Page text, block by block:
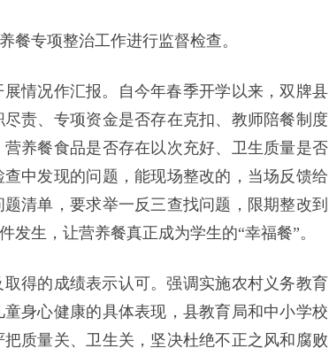
餐专项整治工作进行监督检查。
情况作汇报。自今年春季开学以来，双牌县
责、专项资金是否存在克扣、教师陪餐制度
养餐食品是否存在以次充好、卫生质量是否
中发现的问题，能现场整改的，当场反馈给
清单，要求举一反三查找问题，限期整改到
生，让营养餐真正成为学生的“幸福餐”。
得的成绩表示认可。强调实施农村义务教育
身心健康的具体表现，县教育局和中小学校
质量关、卫生关，坚决杜绝不正之风和腐败